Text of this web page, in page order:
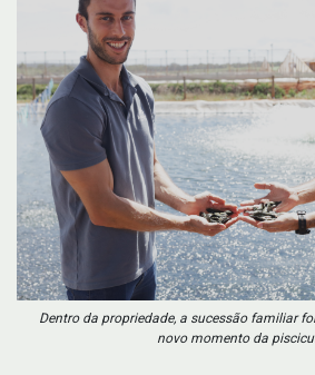
Dentro da propriedade, a sucessão familiar
novo momento da